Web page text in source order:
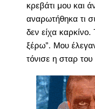
κρεβάτι μου και
αναρωτήθηκα τι
δεν είχα καρκίνο.
ξέρω”. Μου
τόνισε η σταρ του